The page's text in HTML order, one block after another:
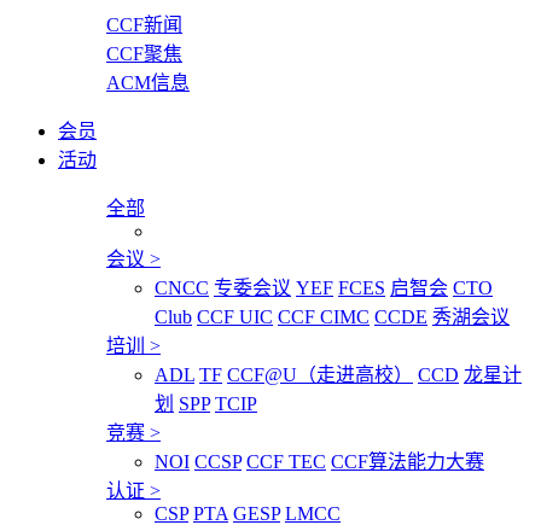
CCF新闻
CCF聚焦
ACM信息
会员
活动
全部
会议 >
CNCC 专委会议 YEF FCES 启智会 CTO
Club CCF UIC CCF CIMC CCDE 秀湖会议
培训 >
ADL TF CCF@U（走进高校） CCD 龙星计
划 SPP TCIP
竞赛 >
NOI CCSP CCF TEC CCF算法能力大赛
认证 >
CSP PTA GESP LMCC